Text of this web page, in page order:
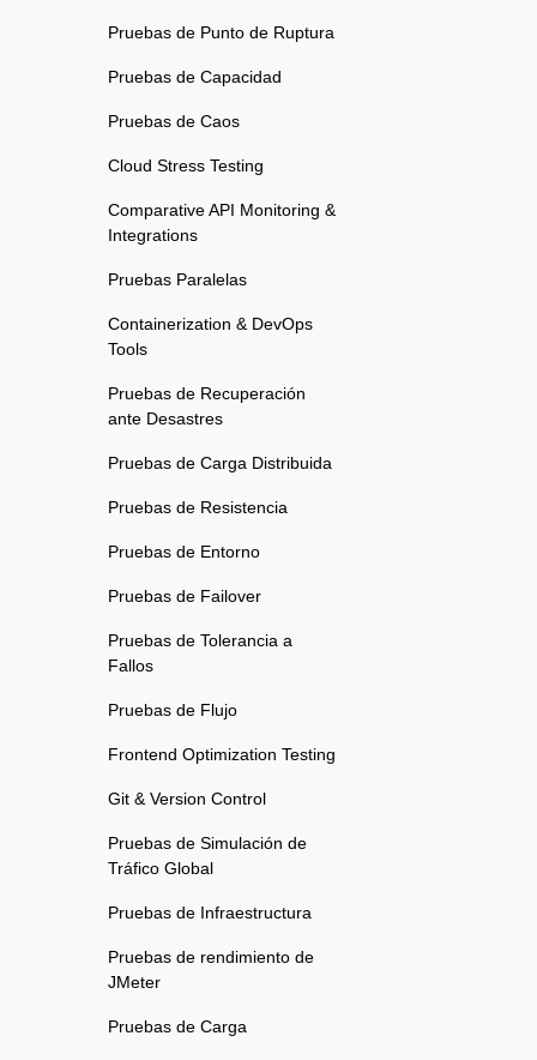
Pruebas de Punto de Ruptura
Pruebas de Capacidad
Pruebas de Caos
Cloud Stress Testing
Comparative API Monitoring &
Integrations
Pruebas Paralelas
Containerization & DevOps
Tools
Pruebas de Recuperación
ante Desastres
Pruebas de Carga Distribuida
Pruebas de Resistencia
Pruebas de Entorno
Pruebas de Failover
Pruebas de Tolerancia a
Fallos
Pruebas de Flujo
Frontend Optimization Testing
Git & Version Control
Pruebas de Simulación de
Tráfico Global
Pruebas de Infraestructura
Pruebas de rendimiento de
JMeter
Pruebas de Carga